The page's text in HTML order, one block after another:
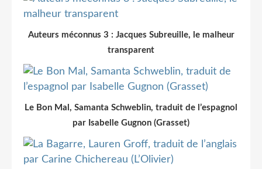
Auteurs méconnus 3 : Jacques Subreuille, le malheur
transparent
Le Bon Mal, Samanta Schweblin, traduit de l’espagnol
par Isabelle Gugnon (Grasset)